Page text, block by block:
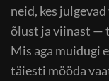
neid, kes
õlust ja viinast —
Mis aga muidugi
täiesti mööda